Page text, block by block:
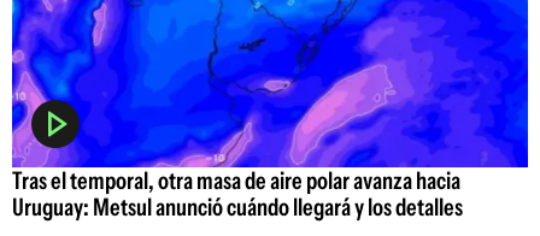
Tras el temporal, otra masa de aire polar avanza hacia
Uruguay: Metsul anunció cuándo llegará y los detalles